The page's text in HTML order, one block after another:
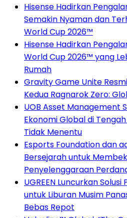
Hisense Hadirkan
Semakin Nyaman dan
World Cup 2026™
Hisense Hadirkan
World Cup 2026™ yang
Rumah
Gravity Game Unite
Kedua Ragnarok Zero:
UOB Asset Management
Ekonomi Global di
Tidak Menentu
Esports Foundation dan
Bersejarah untuk
Penyelenggaraan
UGREEN Luncurkan
untuk Liburan Musim
Bebas Repot